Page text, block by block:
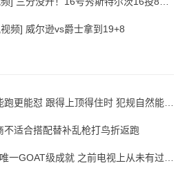
频] 威尔逊vs爵士拿到19+8
媒体人：杨瀚森要更能跑更能怼 跟得上顶得住时 犯规自然能控制了
适合搭配替补乱枪打鸟折返跑